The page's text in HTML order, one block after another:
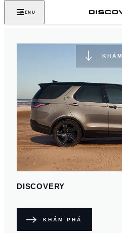
MENU
KHÔNG BAO
DISCOVERY
KHÁM PHÁ